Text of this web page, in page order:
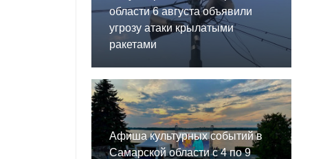
области 6 августа объявили
угрозу атаки крылатыми
ракетами
Афиша культурных событий в
Самарской области с 4 по 9